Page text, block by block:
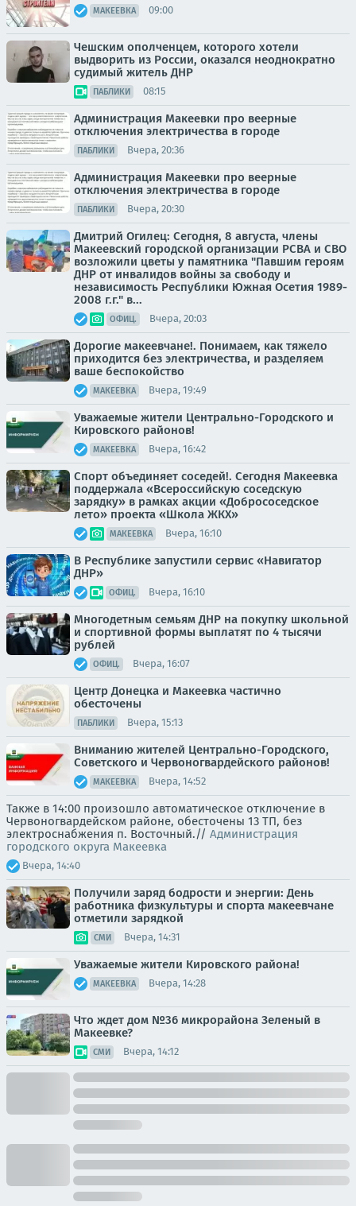
МАКЕЕВКА 09:00
Чешским ополченцем, которого хотели
выдворить из России, оказался неоднократно
судимый житель ДНР
ПАБЛИКИ 08:15
Администрация Макеевки про веерные
отключения электричества в городе
ПАБЛИКИ Вчера, 20:36
Администрация Макеевки про веерные
отключения электричества в городе
ПАБЛИКИ Вчера, 20:30
Дмитрий Огилец: Сегодня, 8 августа, члены
Макеевский городской организации РСВА и СВО
возложили цветы у памятника "Павшим героям
ДНР от инвалидов войны за свободу и
независимость Республики Южная Осетия 1989-
2008 г.г." в...
ОФИЦ. Вчера, 20:03
Дорогие макеевчане!. Понимаем, как тяжело
приходится без электричества, и разделяем
ваше беспокойство
МАКЕЕВКА Вчера, 19:49
Уважаемые жители Центрально-Городского и
Кировского районов!
МАКЕЕВКА Вчера, 16:42
Спорт объединяет соседей!. Сегодня Макеевка
поддержала «Всероссийскую соседскую
зарядку» в рамках акции «Добрососедское
лето» проекта «Школа ЖКХ»
МАКЕЕВКА Вчера, 16:10
В Республике запустили сервис «Навигатор
ДНР»
ОФИЦ. Вчера, 16:10
Многодетным семьям ДНР на покупку школьной
и спортивной формы выплатят по 4 тысячи
рублей
ОФИЦ. Вчера, 16:07
Центр Донецка и Макеевка частично
обесточены
ПАБЛИКИ Вчера, 15:13
Вниманию жителей Центрально-Городского,
Советского и Червоногвардейского районов!
МАКЕЕВКА Вчера, 14:52
Также в 14:00 произошло автоматическое отключение в
Червоногвардейском районе, обесточены 13 ТП, без
электроснабжения п. Восточный.// Администрация
городского округа Макеевка
Вчера, 14:40
Получили заряд бодрости и энергии: День
работника физкультуры и спорта макеевчане
отметили зарядкой
СМИ Вчера, 14:31
Уважаемые жители Кировского района!
МАКЕЕВКА Вчера, 14:28
Что ждет дом №36 микрорайона Зеленый в
Макеевке?
СМИ Вчера, 14:12